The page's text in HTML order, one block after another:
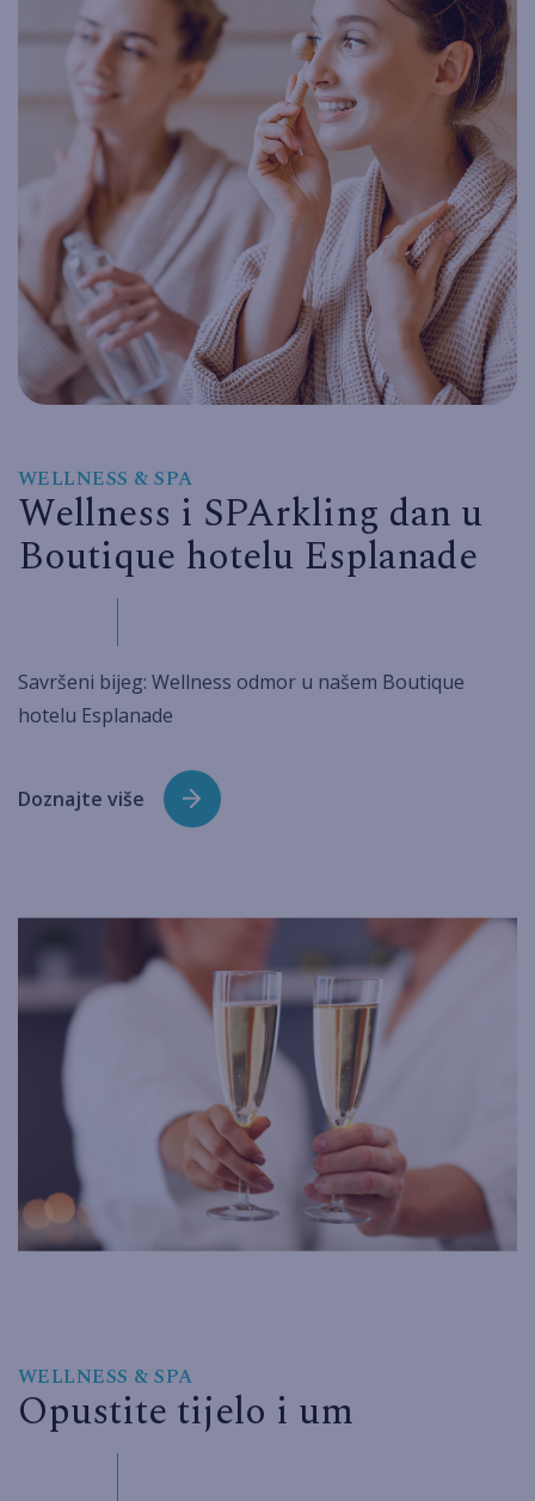
WELLNESS & SPA
Wellness i SPArkling dan u
Boutique hotelu Esplanade
Savršeni bijeg: Wellness odmor u našem Boutique
hotelu Esplanade
Doznajte više
WELLNESS & SPA
Opustite tijelo i um